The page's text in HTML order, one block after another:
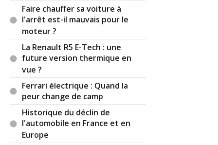
Faire chauffer sa voiture à
l'arrêt est-il mauvais pour le
moteur ?
La Renault R5 E-Tech : une
future version thermique en
vue ?
Ferrari électrique : Quand la
peur change de camp
Historique du déclin de
l'automobile en France et en
Europe